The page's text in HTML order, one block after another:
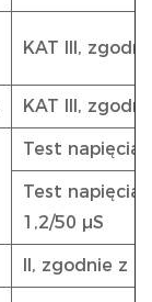
KAT III,
KAT III,
Test napięcia
Test napięcia
1,2/50 µS
II, zgodnie z